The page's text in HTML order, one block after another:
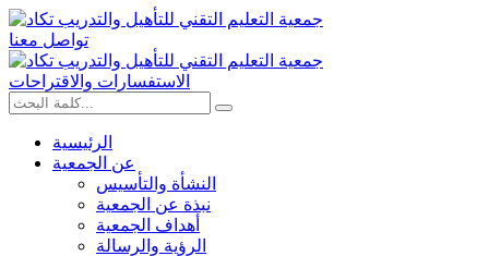
تواصل معنا
الاستفسارات والاقتراحات
الرئيسية
عن الجمعية
النشأة والتأسيس
نبذة عن الجمعية
أهداف الجمعية
الرؤية والرسالة